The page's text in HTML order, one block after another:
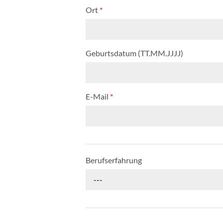
Ort *
Geburtsdatum (TT.MM.JJJJ)
E-Mail *
Berufserfahrung
---